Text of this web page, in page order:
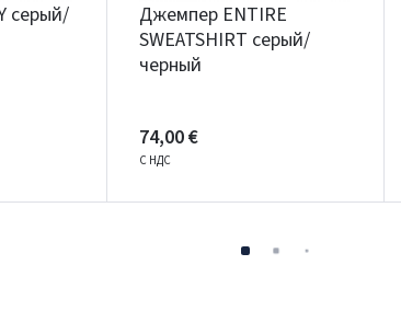
серый/
Джемпер ENTIRE
SWEATSHIRT серый/
черный
74,00 €
С НДС